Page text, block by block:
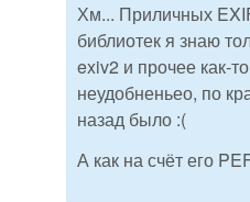
Хм... Приличных
библиотек я знаю
exiv2 и прочее как-
неудобненьео, по
назад было :(
А как на счёт его